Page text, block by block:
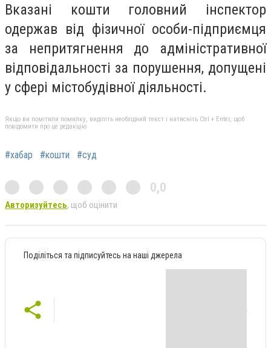
Вказані кошти головний інспектор
одержав від фізичної особи-підприємця
за непритягнення до адміністративної
відповідальності за порушення, допущені
у сфері містобудівної діяльності.
Якщо ви помітили помилку, виділіть необхідний текст і натисніть Ctrl + Enter, щоб
повідомити про це редакцію
#хабар #кошти #суд
0,0
Авторизуйтесь, щоб оцінити
Поділіться та підписуйтесь на наші джерела